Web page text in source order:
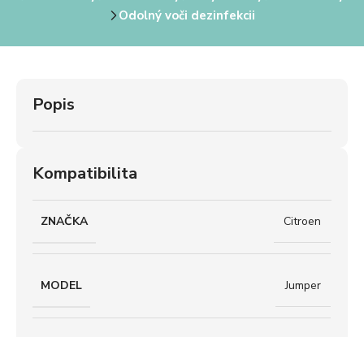
Odolný voči dezinfekcii
Popis
Kompatibilita
ZNAČKA Citroen
MODEL Jumper